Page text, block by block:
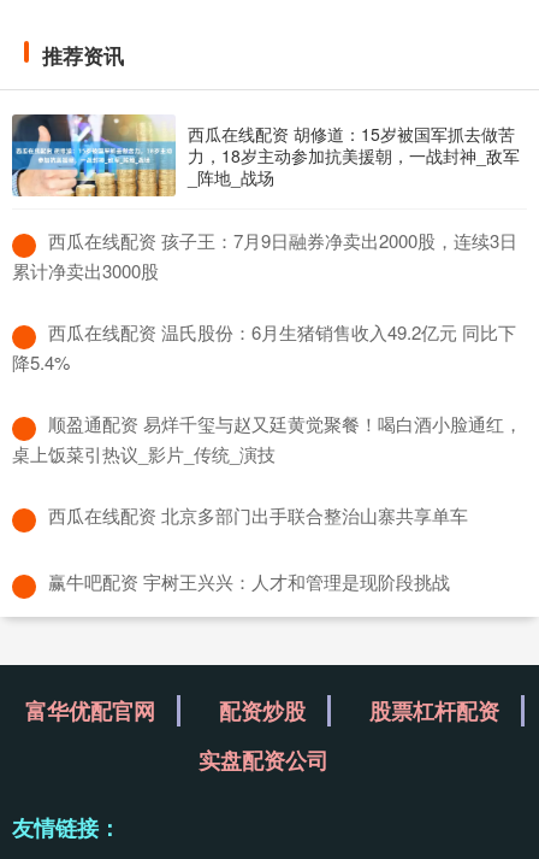
推荐资讯
西瓜在线配资 胡修道：15岁被国军抓去做苦
力，18岁主动参加抗美援朝，一战封神_敌军
_阵地_战场
​西瓜在线配资 孩子王：7月9日融券净卖出2000股，连续3日
累计净卖出3000股
​西瓜在线配资 温氏股份：6月生猪销售收入49.2亿元 同比下
降5.4%
​顺盈通配资 易烊千玺与赵又廷黄觉聚餐！喝白酒小脸通红，
桌上饭菜引热议_影片_传统_演技
​西瓜在线配资 北京多部门出手联合整治山寨共享单车
​赢牛吧配资 宇树王兴兴：人才和管理是现阶段挑战
富华优配官网 配资炒股
股票杠杆配资
实盘配资公司
友情链接：